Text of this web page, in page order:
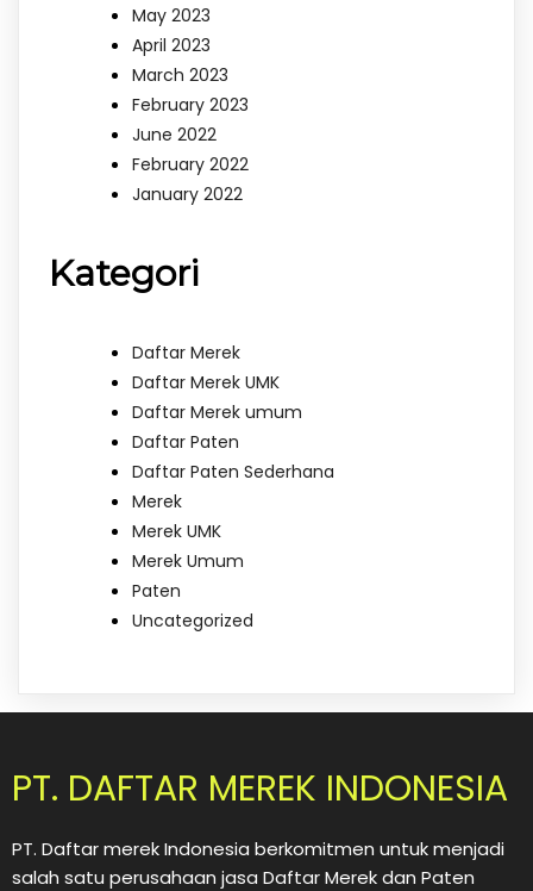
May 2023
April 2023
March 2023
February 2023
June 2022
February 2022
January 2022
Kategori
Daftar Merek
Daftar Merek UMK
Daftar Merek umum
Daftar Paten
Daftar Paten Sederhana
Merek
Merek UMK
Merek Umum
Paten
Uncategorized
PT. DAFTAR MEREK INDONESIA
PT. Daftar merek Indonesia berkomitmen untuk menjadi
salah satu perusahaan jasa Daftar Merek dan Paten